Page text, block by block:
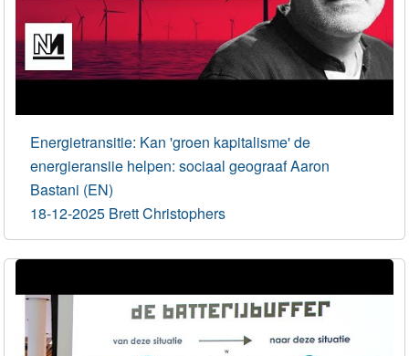
Energietransitie: Kan 'groen kapitalisme' de
energieransiie helpen: sociaal geograaf Aaron
Bastani (EN)
18-12-2025 Brett Christophers